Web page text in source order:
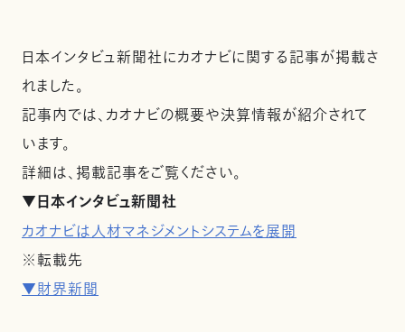
日本インタビュ新聞社にカオナビに関する記事が掲載さ
れました。
記事内では、カオナビの概要や決算情報が紹介されて
います。
詳細は、掲載記事をご覧ください。
▼日本インタビュ新聞社
カオナビは人材マネジメントシステムを展開
※転載先
▼財界新聞